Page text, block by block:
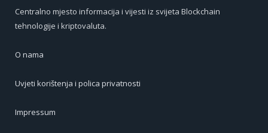
Centralno mjesto informacija i vijesti iz svijeta Blockchain
tehnologije i kriptovaluta.
O nama
Uvjeti korištenja i polica privatnosti
Impressum